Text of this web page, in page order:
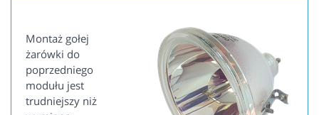
Montaż gołej
żarówki do
poprzedniego
modułu jest
trudniejszy niż